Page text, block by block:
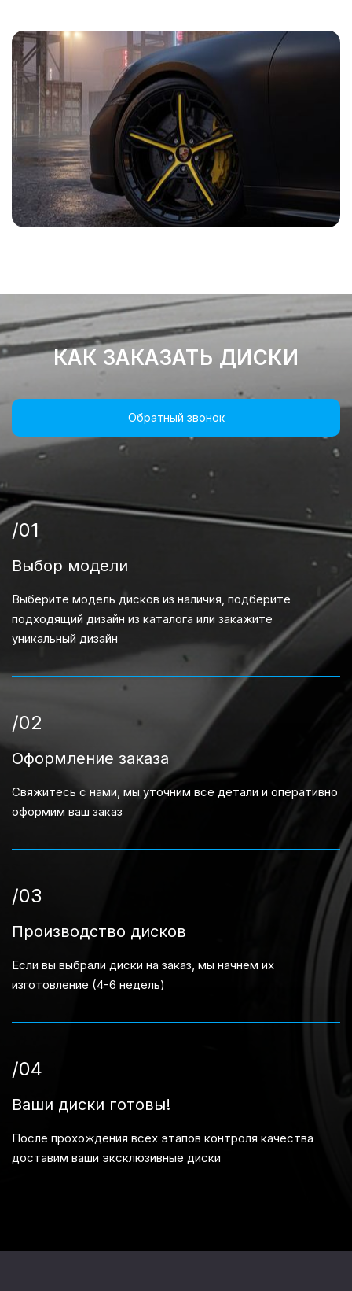
КАК ЗАКАЗАТЬ ДИСКИ
Обратный звонок
/01
Выбор модели
Выберите модель дисков из наличия, подберите
подходящий дизайн из каталога или закажите
уникальный дизайн
/02
Оформление заказа
Свяжитесь с нами, мы уточним все детали и оперативно
оформим ваш заказ
/03
Производство дисков
Если вы выбрали диски на заказ, мы начнем их
изготовление (4-6 недель)
/04
Ваши диски готовы!
После прохождения всех этапов контроля качества
доставим ваши эксклюзивные диски